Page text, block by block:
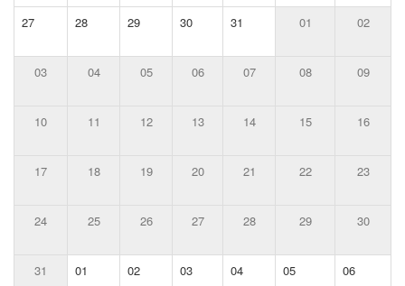
27
28 29 30 31 01 02
03 04 05 06 07 08 09
10 11 12 13 14 15 16
17 18 19 20 21 22 23
24 25 26 27 28 29 30
31 01 02 03 04 05 06